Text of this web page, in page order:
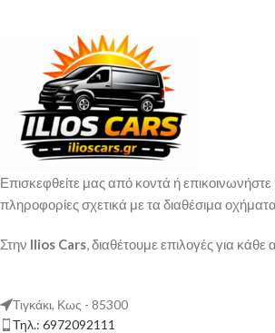
Επισκεφθείτε μας από κοντά ή επικοινωνήστε
πληροφορίες σχετικά με τα διαθέσιμα
Στην Ilios Cars, διαθέτουμε επιλογές για
Τιγκάκι, Κως - 85300
Τηλ.: 6972092111